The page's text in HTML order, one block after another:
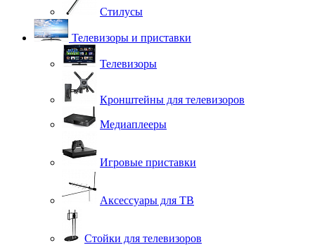
Стилусы
Телевизоры и приставки
Телевизоры
Кронштейны для телевизоров
Медиаплееры
Игровые приставки
Аксессуары для ТВ
Стойки для телевизоров